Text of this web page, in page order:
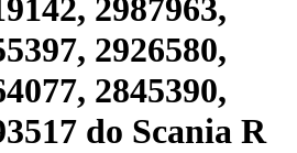
2987963,
2926580,
2845390,
do Scania R